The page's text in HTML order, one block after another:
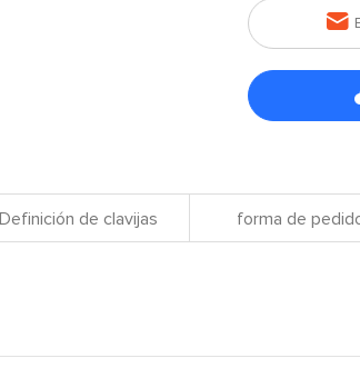

Definición de clavijas forma de